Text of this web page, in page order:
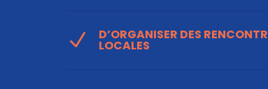
N D’ORGANISER DES
LOCALES